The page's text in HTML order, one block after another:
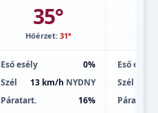
35°
Hőérzet: 31°
Eső esély
0%
Szél
13 km/h NYDNY
Páratart.
16%
Eső esély
Szél
Páratart.